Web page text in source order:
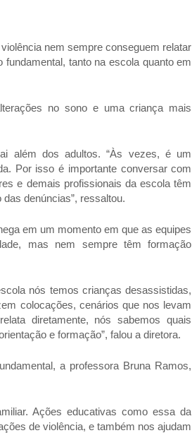
nem sempre conseguem relatar
tanto na escola quanto em
no sono e uma criança mais
além dos adultos. “Às vezes, é um
Por isso é importante conversar com
e demais profissionais da escola têm
denúncias”, ressaltou.
em um momento em que as equipes
mas nem sempre têm formação
nós temos crianças desassistidas,
colocações, cenários que nos levam
diretamente, nós sabemos quais
e formação”, falou a diretora.
a professora Bruna Ramos,
Ações educativas como essa da
de violência, e também nos ajudam